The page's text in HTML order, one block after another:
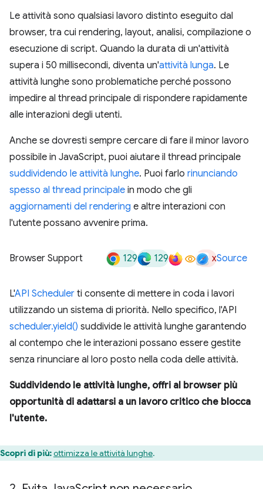
Le attività sono qualsiasi lavoro distinto eseguito dal
browser, tra cui rendering, layout, analisi, compilazione o
esecuzione di script. Quando la durata di un'attività
supera i 50 millisecondi, diventa un'attività lunga. Le
attività lunghe sono problematiche perché possono
impedire al thread principale di rispondere rapidamente
alle interazioni degli utenti.
Anche se dovresti sempre cercare di fare il minor lavoro
possibile in JavaScript, puoi aiutare il thread principale
suddividendo le attività lunghe. Puoi farlo rinunciando
spesso al thread principale in modo che gli
aggiornamenti del rendering e altre interazioni con
l'utente possano avvenire prima.
Browser Support 129 129 xSource
L'API Scheduler ti consente di mettere in coda i lavori
utilizzando un sistema di priorità. Nello specifico, l'API
scheduler.yield() suddivide le attività lunghe garantendo
al contempo che le interazioni possano essere gestite
senza rinunciare al loro posto nella coda delle attività.
Suddividendo le attività lunghe, offri al browser più
opportunità di adattarsi a un lavoro critico che blocca
l'utente.
Scopri di più:ottimizza le attività lunghe.